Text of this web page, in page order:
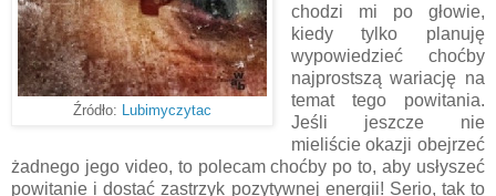
Źródło: Lubimyczytac
chodzi mi po głowie,
kiedy tylko planuję
wypowiedzieć choćby
najprostszą wariację na
temat tego powitania.
Jeśli jeszcze nie
mieliście okazji obejrzeć
żadnego jego video, to polecam choćby po to, aby usłyszeć
powitanie i dostać zastrzyk pozytywnej energii! Serio, tak to